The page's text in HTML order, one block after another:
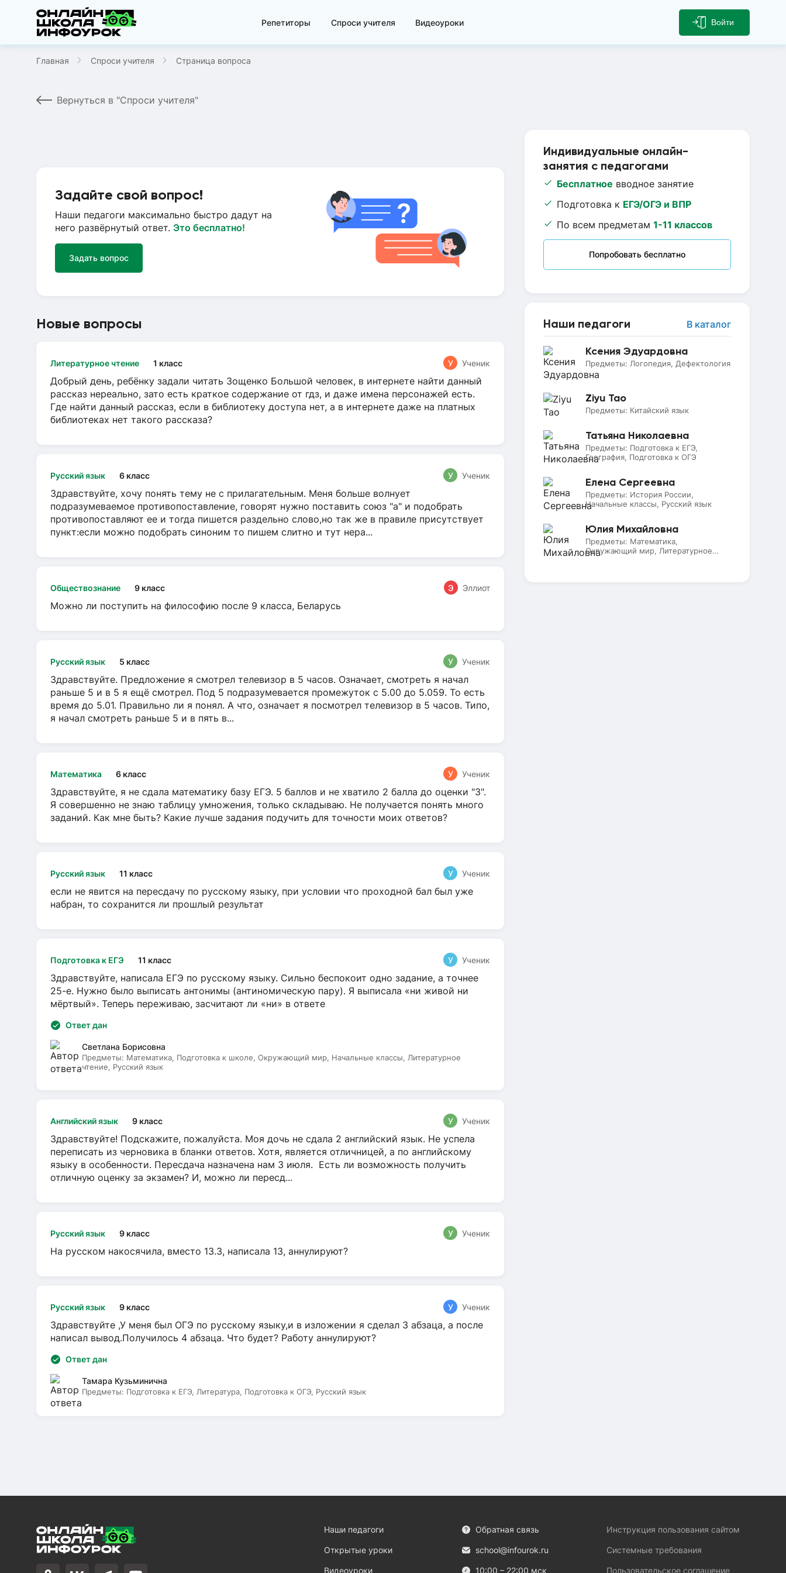
Репетиторы Спроси учителя Видеоуроки Войти
Главная Спроси учителя Страница вопроса
Вернуться в "Спроси учителя"
Индивидуальные онлайн-
занятия с педагогами
Бесплатное вводное занятие
Подготовка к ЕГЭ/ОГЭ и ВПР
По всем предметам 1-11 классов
Попробовать бесплатно
Наши педагоги В каталог
Ксения Эдуардовна
Предметы: Логопедия, Дефектология
Ziyu Tao
Предметы: Китайский язык
Татьяна Николаевна
Предметы: Подготовка к ЕГЭ,
География, Подготовка к ОГЭ
Елена Сергеевна
Предметы: История России,
Начальные классы, Русский язык
Юлия Михайловна
Предметы: Математика,
Окружающий мир, Литературное
Задайте свой вопрос!
Наши педагоги максимально быстро дадут на
него развёрнутый ответ. Это бесплатно!
Задать вопрос
Новые вопросы
Литературное чтение 1 класс У Ученик
Добрый день, ребёнку задали читать Зощенко Большой человек, в интернете найти данный
рассказ нереально, зато есть краткое содержание от гдз, и даже имена персонажей есть.
Где найти данный рассказ, если в библиотеку доступа нет, а в интернете даже на платных
библиотеках нет такого рассказа?
Русский язык 6 класс У Ученик
Здравствуйте, хочу понять тему не с прилагательным. Меня больше волнует
подразумеваемое противопоставление, говорят нужно поставить союз "а" и подобрать
противопоставляют ее и тогда пишется раздельно слово,но так же в правиле присутствует
пункт:если можно подобрать синоним то пишем слитно и тут нера...
Обществознание 9 класс Э Эллиот
Можно ли поступить на философию после 9 класса, Беларусь
Русский язык 5 класс У Ученик
Здравствуйте. Предложение я смотрел телевизор в 5 часов. Означает, смотреть я начал
раньше 5 и в 5 я ещё смотрел. Под 5 подразумевается промежуток с 5.00 до 5.059. То есть
время до 5.01. Правильно ли я понял. А что, означает я посмотрел телевизор в 5 часов. Типо,
я начал смотреть раньше 5 и в пять в...
Математика 6 класс У Ученик
Здравствуйте, я не сдала математику базу ЕГЭ. 5 баллов и не хватило 2 балла до оценки "3".
Я совершенно не знаю таблицу умножения, только складываю. Не получается понять много
заданий. Как мне быть? Какие лучше задания подучить для точности моих ответов?
Русский язык 11 класс У Ученик
если не явится на пересдачу по русскому языку, при условии что проходной бал был уже
набран, то сохранится ли прошлый результат
Подготовка к ЕГЭ 11 класс У Ученик
Здравствуйте, написала ЕГЭ по русскому языку. Сильно беспокоит одно задание, а точнее
25-е. Нужно было выписать антонимы (антиномическую пару). Я выписала «ни живой ни
мёртвый». Теперь переживаю, засчитают ли «ни» в ответе
Ответ дан
Светлана Борисовна
Предметы: Математика, Подготовка к школе, Окружающий мир, Начальные классы, Литературное
чтение, Русский язык
Английский язык 9 класс У Ученик
Здравствуйте! Подскажите, пожалуйста. Моя дочь не сдала 2 английский язык. Не успела
переписать из черновика в бланки ответов. Хотя, является отличницей, а по английскому
языку в особенности. Пересдача назначена нам 3 июля. Есть ли возможность получить
отличную оценку за экзамен? И, можно ли пересд...
Русский язык 9 класс У Ученик
На русском накосячила, вместо 13.3, написала 13, аннулируют?
Русский язык 9 класс У Ученик
Здравствуйте ,У меня был ОГЭ по русскому языку,и в изложении я сделал 3 абзаца, а после
написал вывод.Получилось 4 абзаца. Что будет? Работу аннулируют?
Ответ дан
Тамара Кузьминична
Предметы: Подготовка к ЕГЭ, Литература, Подготовка к ОГЭ, Русский язык
Наши педагоги
Открытые уроки
Видеоуроки
Обратная связь
school@infourok.ru
10:00 – 22:00 мск
Инструкция пользования сайтом
Системные требования
Пользовательское соглашение